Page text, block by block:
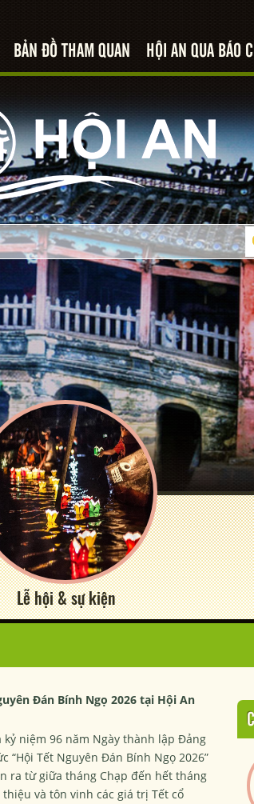
BẢN ĐỒ THAM QUAN HỘI AN QUA BÁO
Lễ hội & sự kiện
Đán Bính Ngọ 2026 tại Hội An
niệm 96 năm Ngày thành lập Đảng
“Hội Tết Nguyên Đán Bính Ngọ 2026”
ra từ giữa tháng Chạp đến hết tháng
và tôn vinh các giá trị Tết cổ